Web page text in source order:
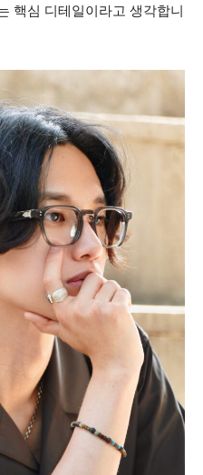
핵심 디테일이라고 생각합니